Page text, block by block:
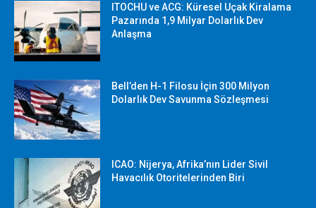
ITOCHU ve ACG: Küresel Uçak Kiralama
Pazarında 1,9 Milyar Dolarlık Dev
Anlaşma
Bell’den H-1 Filosu İçin 300 Milyon
Dolarlık Dev Savunma Sözleşmesi
ICAO: Nijerya, Afrika’nın Lider Sivil
Havacılık Otoritelerinden Biri